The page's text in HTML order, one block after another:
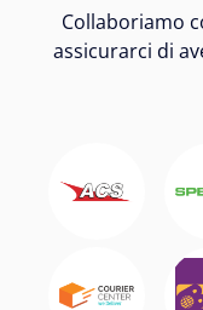
Collaboriamo
assicurarci di